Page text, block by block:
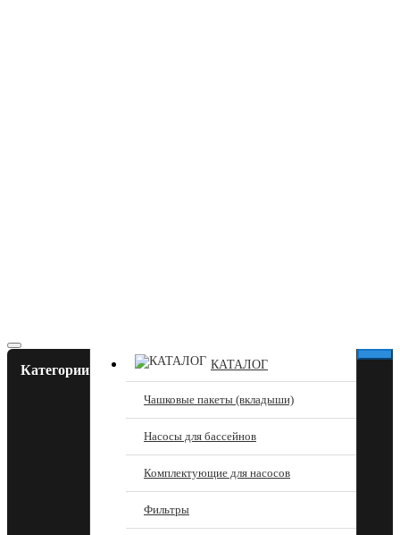
Категории КАТАЛОГ
Чашковые пакеты (вкладыши)
Насосы для бассейнов
Комплектующие для насосов
Фильтры